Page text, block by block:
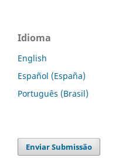
Idioma
English
Español (España)
Português (Brasil)
Enviar Submissão